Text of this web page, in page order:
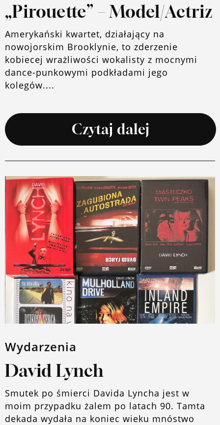
„Pirouette” – Model/Actriz
Amerykański kwartet, działający na
nowojorskim Brooklynie, to zderzenie
kobiecej wrażliwości wokalisty z mocnymi
dance-punkowymi podkładami jego
kolegów....
Czytaj dalej
Wydarzenia
David Lynch
Smutek po śmierci Davida Lyncha jest w
moim przypadku żalem po latach 90. Tamta
dekada wydała na koniec wieku mnóstwo